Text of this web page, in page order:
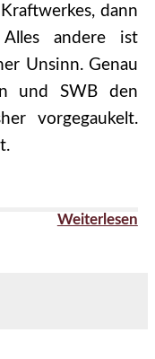
dann
andere ist
Unsinn. Genau
und SWB den
vorgegaukelt.
Weiterlesen